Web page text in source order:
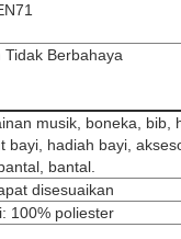
Berbahaya
musik, boneka, bib,
bayi, hadiah bayi,
bantal.
disesuaikan
100% poliester